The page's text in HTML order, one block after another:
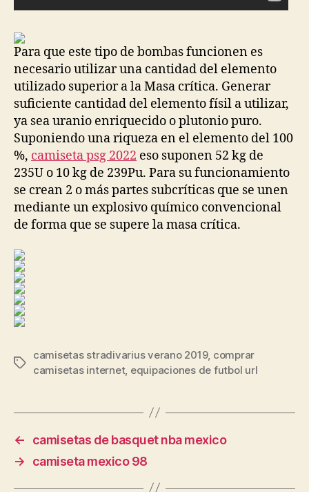
Para que este tipo de bombas funcionen es
necesario utilizar una cantidad del elemento
utilizado superior a la Masa crítica. Generar
suficiente cantidad del elemento físil a utilizar,
ya sea uranio enriquecido o plutonio puro.
Suponiendo una riqueza en el elemento del 100
%, camiseta psg 2022 eso suponen 52 kg de
235U o 10 kg de 239Pu. Para su funcionamiento
se crean 2 o más partes subcríticas que se unen
mediante un explosivo químico convencional
de forma que se supere la masa crítica.
Etiquetas
camisetas stradivarius verano 2019, comprar
camisetas internet, equipaciones de futbol url
←
camisetas de basquet nba mexico
→
camiseta mexico 98